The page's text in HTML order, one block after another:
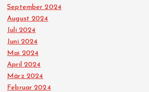
September 2024
August 2024
Juli 2024
Juni 2024
Mai 2024
April 2024
März 2024
Februar 2024